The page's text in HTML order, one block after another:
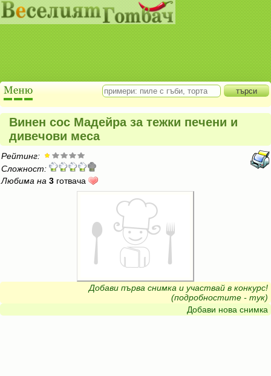
Винен сос Мадейра за тежки печени и
дивечови меса
Рейтинг:
Сложност:
Любима на 3 готвача
Добави първа снимка и участвай в конкурс!
(подробностите - тук)
Добави нова снимка